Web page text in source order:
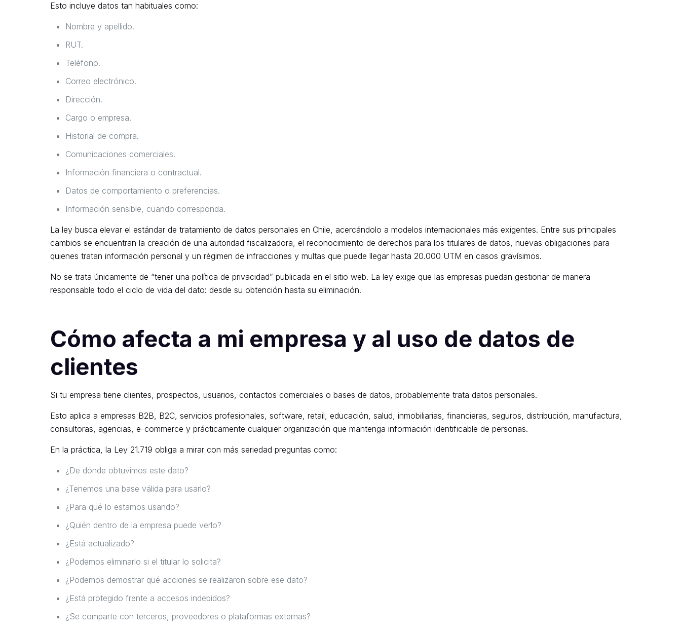
Esto incluye datos tan habituales como:
Nombre y apellido.
RUT.
Teléfono.
Correo electrónico.
Dirección.
Cargo o empresa.
Historial de compra.
Comunicaciones comerciales.
Información financiera o contractual.
Datos de comportamiento o preferencias.
Información sensible, cuando corresponda.
La ley busca elevar el estándar de tratamiento de datos personales en Chile, acercándolo a modelos internacionales más exigentes. Entre sus principales
cambios se encuentran la creación de una autoridad fiscalizadora, el reconocimiento de derechos para los titulares de datos, nuevas obligaciones para
quienes tratan información personal y un régimen de infracciones y multas que puede llegar hasta 20.000 UTM en casos gravísimos.
No se trata únicamente de “tener una política de privacidad” publicada en el sitio web. La ley exige que las empresas puedan gestionar de manera
responsable todo el ciclo de vida del dato: desde su obtención hasta su eliminación.
Cómo afecta a mi empresa y al uso de datos de
clientes
Si tu empresa tiene clientes, prospectos, usuarios, contactos comerciales o bases de datos, probablemente trata datos personales.
Esto aplica a empresas B2B, B2C, servicios profesionales, software, retail, educación, salud, inmobiliarias, financieras, seguros, distribución, manufactura,
consultoras, agencias, e-commerce y prácticamente cualquier organización que mantenga información identificable de personas.
En la práctica, la Ley 21.719 obliga a mirar con más seriedad preguntas como:
¿De dónde obtuvimos este dato?
¿Tenemos una base válida para usarlo?
¿Para qué lo estamos usando?
¿Quién dentro de la empresa puede verlo?
¿Está actualizado?
¿Podemos eliminarlo si el titular lo solicita?
¿Podemos demostrar qué acciones se realizaron sobre ese dato?
¿Está protegido frente a accesos indebidos?
¿Se comparte con terceros, proveedores o plataformas externas?